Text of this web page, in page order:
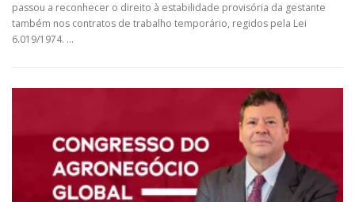
passou a reconhecer o direito à estabilidade provisória da gestante
também nos contratos de trabalho temporário, regidos pela Lei
6.019/1974. …